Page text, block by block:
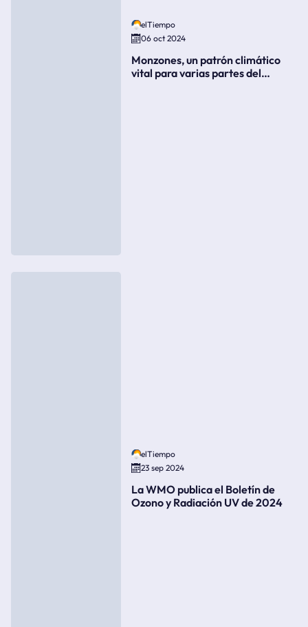
elTiempo
06 oct 2024
Monzones, un patrón climático
vital para varias partes del
elTiempo
23 sep 2024
La WMO publica el Boletín de
Ozono y Radiación UV de 2024